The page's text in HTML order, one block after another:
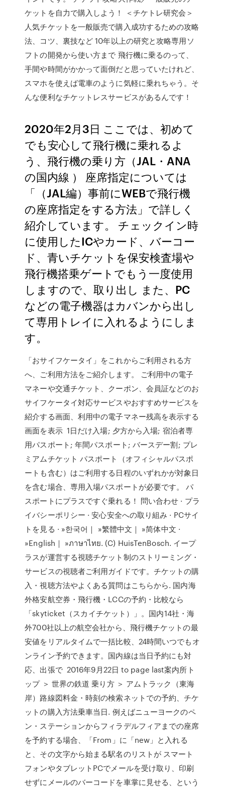
ケットを自力で購入しよう！ ＜チケトレ研究会＞
人気チケットを一般販売で購入成功するための攻略
法、コツ、裏技など 10年以上の研究と攻略専用ソ
フトの開発から使い方まで 飛行機に乗るのって、
手間や時間がかかって面倒だと思っていたけれど、
スマホを使えば電車のように気軽に乗れちゃう。そ
んな便利なチケットレスサービスがあるんです！
2020年2月3日 ここでは、初めて
でも安心して飛行機に乗れるよ
う、飛行機の乗り方（JAL・ANA
の国内線 ） 座席指定については
「（JAL編）事前にWEBで飛行機
の座席指定をする方法」で詳しく
紹介しています。 チェックイン時
に使用したICやカード、バーコー
ド、青いチケットを保安検査場や
飛行機搭乗ゲートでもう一度使用
しますので、取り出し また、PC
などの電子機器はカバンから出し
て専用トレイに入れるようにしま
す。
「おサイフケータイ」をこれからご利用される方
へ、ご利用方法をご紹介します。 ご利用中の電子
マネーや交通チケット、クーポン、会員証などのお
サイフケータイ対応サービスやおすすめサービスを
紹介する画面、利用中の電子マネー残高を表示する
画面を表示 1日だけ入場; 夕方から入場; 宿泊者専
用パスポート; 年間パスポート; バースデー割; プレ
ミアムチケット パスポート（オフィシャルパスポ
ートも含む）はご利用する日程のいずれかが対象日
を含む場合、専用入場パスポートが必要です。 パ
スポートにプラスですぐ乗れる！ 問い合わせ · プラ
イバシーポリシー · 安心安全への取り組み · PCサイ
トを見る · »한국어｜ »繁體中文｜ »简体中文 ·
»English｜ »ภาษาไทย. (C) HuisTenBosch. イープ
ラスが運営する視聴チケット制のストリーミング・
サービスの視聴者ご利用ガイドです。チケットの購
入・視聴方法やよくある質問はこちらから. 国内海
外格安航空券・飛行機・LCCの予約・比較なら
「skyticket（スカイチケット）」。国内14社・海
外700社以上の航空会社から、飛行機チケットの最
安値をリアルタイムで一括比較、24時間いつでもオ
ンライン予約できます。国内線は当日予約にも対
応、出張で 2016年9月22日 to page last案内所ト
ップ ＞ 世界の鉄道 乗り方 ＞ アムトラック（東海
岸）路線図料金・時刻の検索ネットでの予約、チケ
ットの購入方法乗車当日. 例えばニューヨークのペ
ン・ステーションからフィラデルフィアまでの座席
を予約する場合、「From」に「new」と入れる
と、その文字から始まる駅名のリストが スマート
フォンやタブレットPCでメールを受け取り、印刷
せずにメールのバーコードを車掌に見せる、という